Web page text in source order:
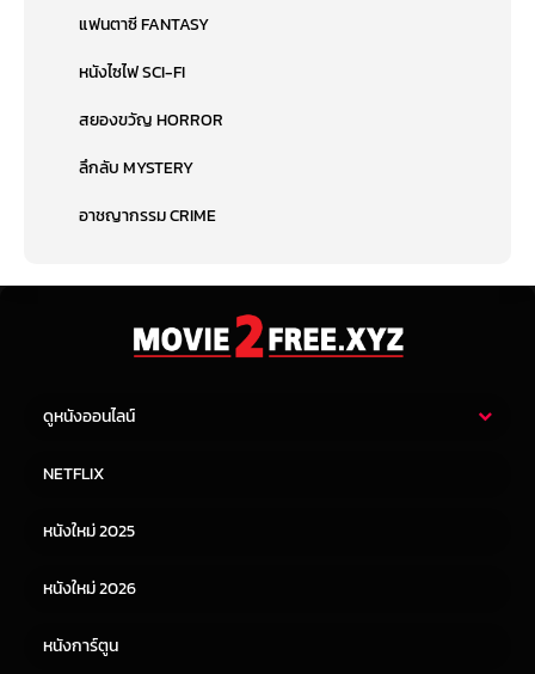
แฟนตาซี FANTASY
หนังไซไฟ SCI-FI
สยองขวัญ HORROR
ลึกลับ MYSTERY
อาชญากรรม CRIME
ดูหนังออนไลน์
หนังจีน
NETFLIX
หนังใหม่ 2025
หนังใหม่ 2026
หนังการ์ตูน